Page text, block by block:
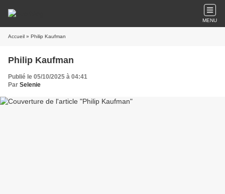
MENU
Accueil » Philip Kaufman
Philip Kaufman
Publié le 05/10/2025 à 04:41
Par Selenie